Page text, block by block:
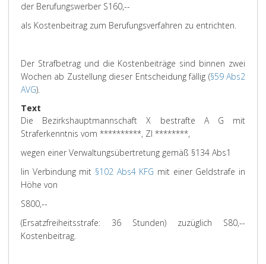
der Berufungswerber S160,--
als Kostenbeitrag zum Berufungsverfahren zu entrichten.
Der Strafbetrag und die Kostenbeiträge sind binnen zwei
Wochen ab Zustellung dieser Entscheidung fällig (§59 Abs2
AVG).
Text
Die Bezirkshauptmannschaft X bestrafte A G mit
Straferkenntnis vom **********, Zl ********,
wegen einer Verwaltungsübertretung gemäß §134 Abs1
lin Verbindung mit §102 Abs4 KFG mit einer Geldstrafe in
Höhe von
S800,--
(Ersatzfreiheitsstrafe: 36 Stunden) zuzüglich S80,--
Kostenbeitrag.